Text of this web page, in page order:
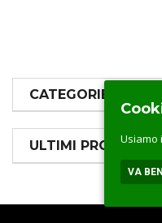
CATEGORIE
ULTIMI PRODOTTI
Usiamo
VA